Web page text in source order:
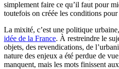
simplement faire ce qu’il faut pour
toutefois on créée les conditions pour
La mixité, c’est une politique
idée de la France. À restreindre le
objets, des revendications, de
nature des enjeux a été perdue de
manquent, mais les mots finissent